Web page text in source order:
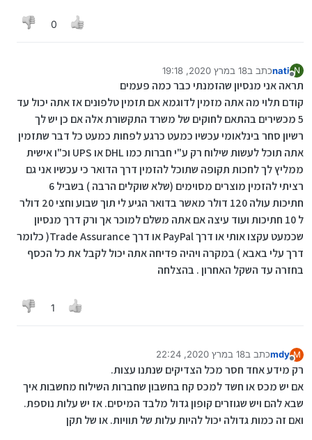
0
N
מנותק
natiכתב ב18 במרץ 2020, 19:18
נערך לאחרונה על ידי
תראה אני מנסיון שהזמנתי כבר כמה פעמים
קודם תלוי מה אתה מזמין לדוגמא אם תזמין טלפונים אז אתה יכול עד
5 מכשירים בהתאם לחוקים של משרד התקשורת אלה אם כן יש לך
רשיון סחר בינלאומי עכשיו כמעט כרגע לפחות כמעט כל דבר שתזמין
אתה תוכל לעשות שילוח רק ע"י חברות כמו DHL או UPS וכ"ו אישית
ממליץ לך לחכות תקופה שתוכל להזמין דרך הדואר כי עכשיו אני גם
רציתי להזמין מוצרים מסוימים (שלא שוקלים הרבה ) בשביל 6
חתיכות עולה 120 דולר מאשר בדואר הגיע לי תוך שבוע וחצי 20 דולר
ל 10 חתיכות ועוד עיצה אם אתה משלם למוכר אך ורק דרך מנסיון
שכמעט עקצו אותי או דרך PayPal או דרך Trade Assurance( כלומר
דרך עלי באבא ) במקרה ויהיה פדיחה אתה יכול לקבל את כל הכסף
בחזרה עד השקל האחרון . בהצלחה
1
M
mdyכתב ב18 במרץ 2020, 22:24
נערך לאחרונה על ידי
רק מידע אחד חסר מכל הצדיקים שנתנו עצות.
אם יש מכס או חשד למכס קח בחשבון שחברות השילוח מחשבות איך
שבא להם ויש שגוזרים קופון גדול מלבד המיסים. אז יש עלות נוספת.
ואם זה כמות גדולה יכול להיות עלות של תוויות. או של תקן